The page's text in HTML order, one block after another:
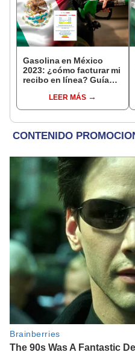
Gasolina en México
2023: ¿cómo facturar mi
recibo en línea? Guía
LEER MÁS